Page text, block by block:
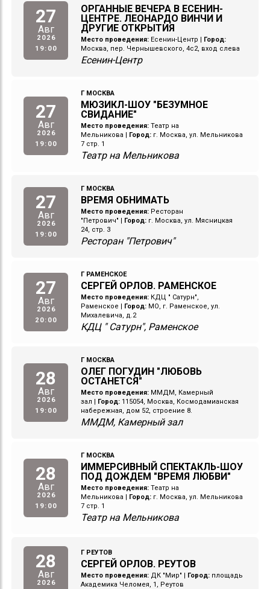
27
Авг
2026
19:00
ОРГАННЫЕ ВЕЧЕРА В ЕСЕНИН-
ЦЕНТРЕ. ЛЕОНАРДО ВИНЧИ И
ДРУГИЕ ОТКРЫТИЯ
Место проведения: Есенин-Центр
Город:
Москва, пер. Чернышевского, 4с2, вход слева
Есенин-Центр
27
Авг
2026
19:00
Г МОСКВА
МЮЗИКЛ-ШОУ "БЕЗУМНОЕ
СВИДАНИЕ"
Место проведения: Театр на
Мельникова
Город: г. Москва, ул. Мельникова
7 стр. 1
Театр на Мельникова
27
Авг
2026
19:00
Г МОСКВА
ВРЕМЯ ОБНИМАТЬ
Место проведения: Ресторан
"Петрович"
Город: г. Москва, ул. Мясницкая
24, стр. 3
Ресторан "Петрович"
27
Авг
2026
20:00
Г РАМЕНСКОЕ
СЕРГЕЙ ОРЛОВ. РАМЕНСКОЕ
Место проведения: КДЦ " Сатурн",
Раменское
Город: МО, г. Раменское, ул.
Михалевича, д.2
КДЦ " Сатурн", Раменское
28
Авг
2026
19:00
Г МОСКВА
ОЛЕГ ПОГУДИН "ЛЮБОВЬ
ОСТАНЕТСЯ"
Место проведения: ММДМ, Камерный
зал
Город: 115054, Москва, Космодамианская
набережная, дом 52, строение 8.
ММДМ, Камерный зал
28
Авг
2026
19:00
Г МОСКВА
ИММЕРСИВНЫЙ СПЕКТАКЛЬ-ШОУ
ПОД ДОЖДЕМ "ВРЕМЯ ЛЮБВИ"
Место проведения: Театр на
Мельникова
Город: г. Москва, ул. Мельникова
7 стр. 1
Театр на Мельникова
28
Авг
2026
Г РЕУТОВ
СЕРГЕЙ ОРЛОВ. РЕУТОВ
Место проведения: ДК "Мир" | Город: площадь
Академика Челомея, 1, Реутов